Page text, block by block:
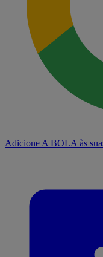
Adicione A BOLA às